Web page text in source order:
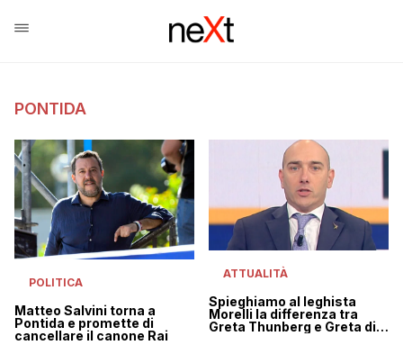
PONTIDA
POLITICA
Matteo Salvini torna a
Pontida e promette di
cancellare il canone Rai
ATTUALITÀ
Spieghiamo al leghista
Morelli la differenza tra
Greta Thunberg e Greta di